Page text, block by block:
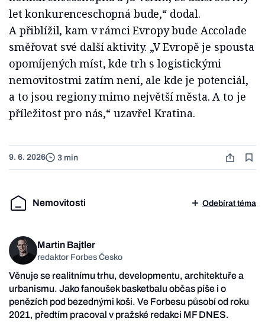
let konkurenceschopná bude,“ dodal.
A přiblížil, kam v rámci Evropy bude Accolade
směřovat své další aktivity. „V Evropě je spousta
opomíjených míst, kde trh s logistickými
nemovitostmi zatím není, ale kde je potenciál,
a to jsou regiony mimo největší města. A to je
příležitost pro nás,“ uzavřel Kratina.
9. 6. 2026 3 min
Nemovitosti Odebírat téma
Martin Bajtler
redaktor Forbes Česko
Věnuje se realitnímu trhu, developmentu, architektuře a
urbanismu. Jako fanoušek basketbalu občas píše i o
penězích pod bezednými koši. Ve Forbesu působí od roku
2021, předtím pracoval v pražské redakci MF DNES.